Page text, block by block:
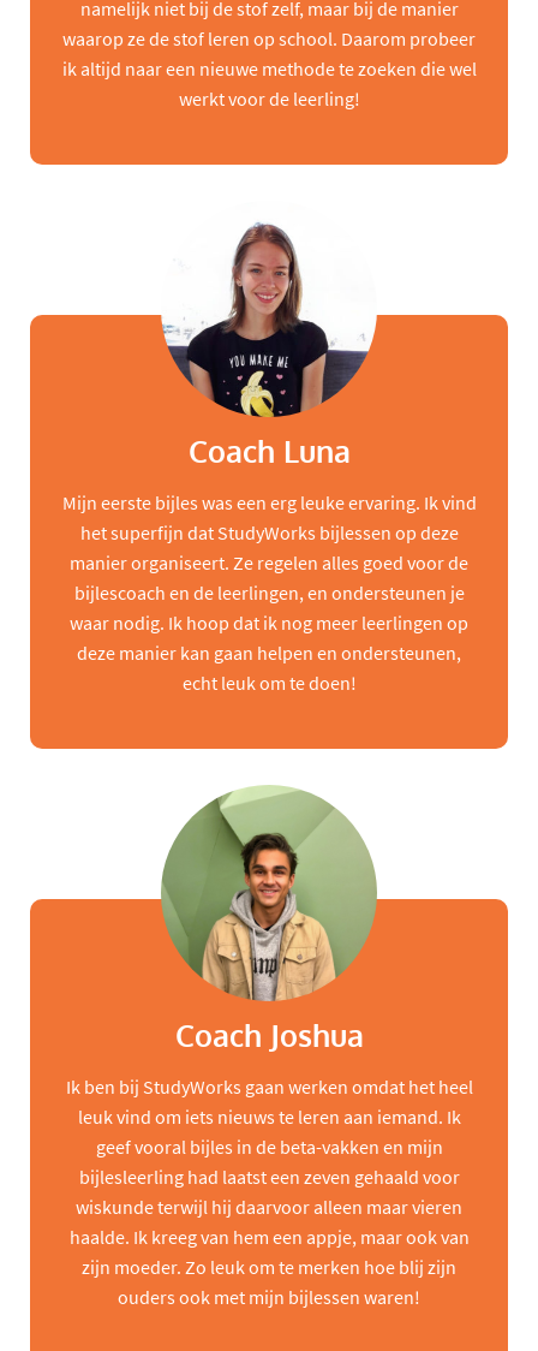
namelijk niet bij de stof zelf, maar bij de manier
waarop ze de stof leren op school. Daarom probeer
ik altijd naar een nieuwe methode te zoeken die wel
werkt voor de leerling!
Coach Luna
Mijn eerste bijles was een erg leuke ervaring. Ik vind
het superfijn dat StudyWorks bijlessen op deze
manier organiseert. Ze regelen alles goed voor de
bijlescoach en de leerlingen, en ondersteunen je
waar nodig. Ik hoop dat ik nog meer leerlingen op
deze manier kan gaan helpen en ondersteunen,
echt leuk om te doen!
Coach Joshua
Ik ben bij StudyWorks gaan werken omdat het heel
leuk vind om iets nieuws te leren aan iemand. Ik
geef vooral bijles in de beta-vakken en mijn
bijlesleerling had laatst een zeven gehaald voor
wiskunde terwijl hij daarvoor alleen maar vieren
haalde. Ik kreeg van hem een appje, maar ook van
zijn moeder. Zo leuk om te merken hoe blij zijn
ouders ook met mijn bijlessen waren!